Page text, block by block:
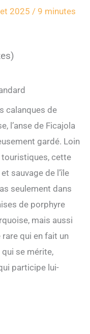
2025 / 9 minutes
calanques de
l’anse de Ficajola
gardé. Loin
touristiques, cette
sauvage de l’île
seulement dans
de porphyre
mais aussi
qui en fait un
qui se mérite,
participe lui-